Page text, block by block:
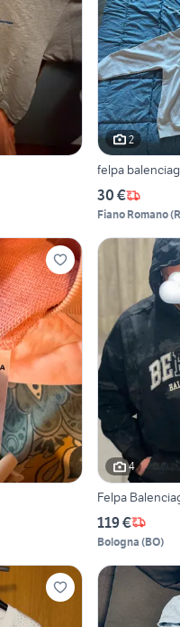
2
felpa
30 €
Fiano Romano(
4
Felpa
119 €
Bologna (BO)